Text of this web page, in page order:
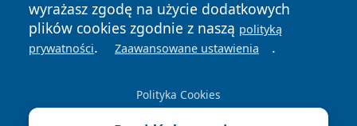
wyrażasz zgodę na użycie dodatkowych
plików cookies zgodnie z naszą polityką
prywatności. Zaawansowane ustawienia .
Polityka Cookies
News Autorzy
Polityka
Polityka